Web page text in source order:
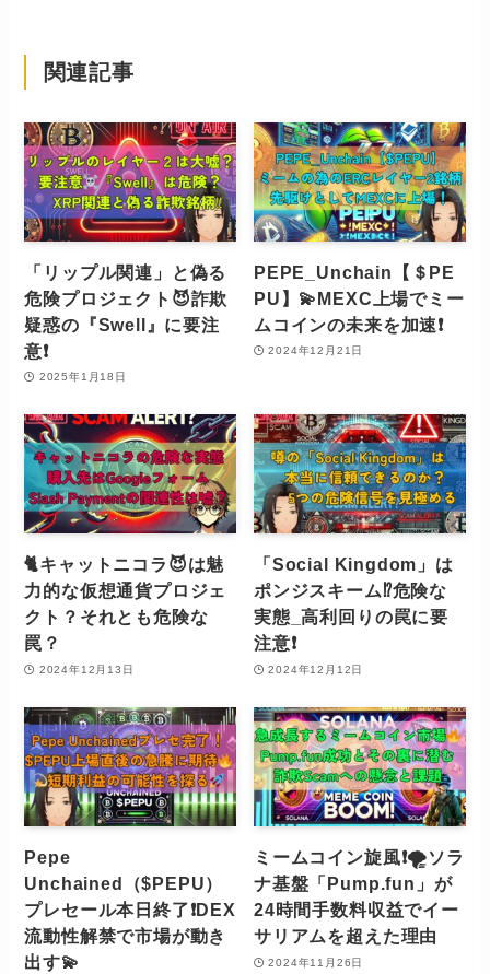
関連記事
「リップル関連」と偽る
危険プロジェクト😈詐欺
疑惑の『Swell』に要注
意❗️
2025年1月18日
PEPE_Unchain【＄PE
PU】💫MEXC上場でミー
ムコインの未来を加速❗️
2024年12月21日
🐈キャットニコラ😈は魅
力的な仮想通貨プロジェ
クト？それとも危険な
罠？
2024年12月13日
「Social Kingdom」は
ポンジスキーム⁉️危険な
実態_高利回りの罠に要
注意❗️
2024年12月12日
Pepe
Unchained（$PEPU）
プレセール本日終了❗️DEX
流動性解禁で市場が動き
出す💫
ミームコイン旋風❗️🌪️ソラ
ナ基盤「Pump.fun」が
24時間手数料収益でイー
サリアムを超えた理由
2024年11月26日